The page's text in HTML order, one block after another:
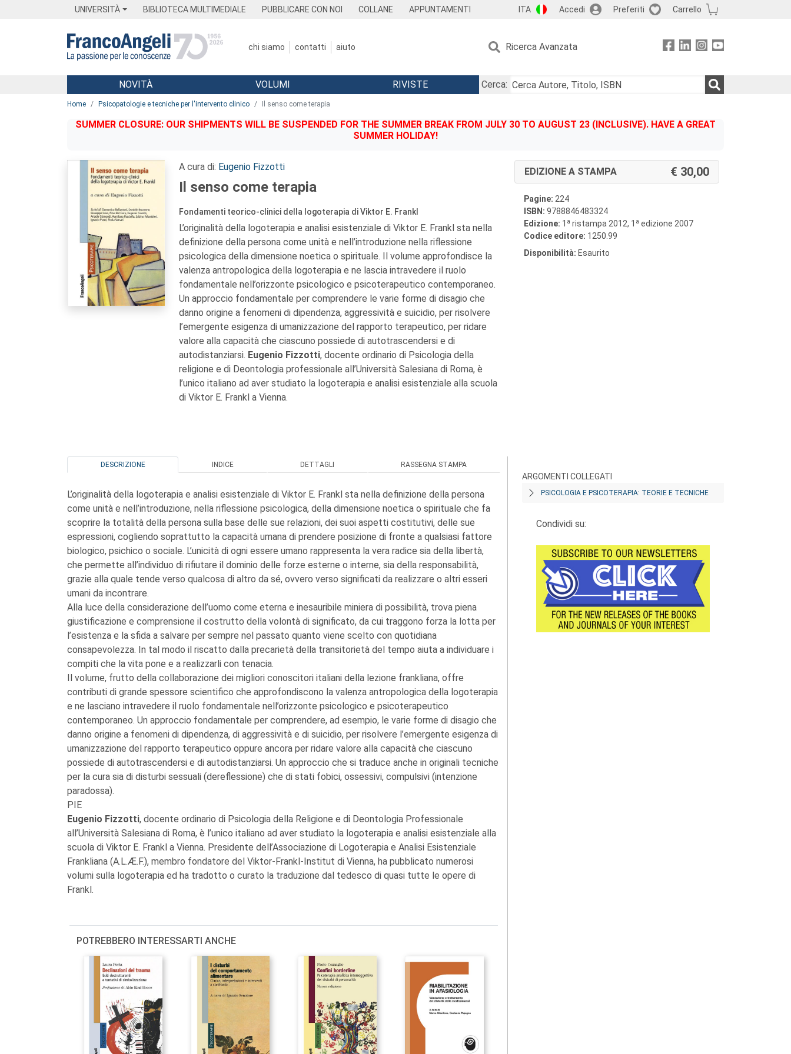
UNIVERSITÀ BIBLIOTECA MULTIMEDIALE PUBBLICARE CON NOI COLLANE APPUNTAMENTI ITA Accedi Preferiti Carrello
chi siamo contatti aiuto Ricerca Avanzata
Menu
NOVITÀ VOLUMI RIVISTE
Cerca:
Home Psicopatologie e tecniche per l'intervento clinico Il senso come terapia
SUMMER CLOSURE: OUR SHIPMENTS WILL BE SUSPENDED FOR THE SUMMER BREAK FROM JULY 30 TO AUGUST 23 (INCLUSIVE). HAVE A GREAT
SUMMER HOLIDAY!
A cura di: Eugenio Fizzotti
Il senso come terapia
Fondamenti teorico-clinici della logoterapia di Viktor E. Frankl
L’originalità della logoterapia e analisi esistenziale di Viktor E. Frankl sta nella
definizione della persona come unità e nell’introduzione nella riflessione
psicologica della dimensione noetica o spirituale. Il volume approfondisce la
valenza antropologica della logoterapia e ne lascia intravedere il ruolo
fondamentale nell’orizzonte psicologico e psicoterapeutico contemporaneo.
Un approccio fondamentale per comprendere le varie forme di disagio che
danno origine a fenomeni di dipendenza, aggressività e suicidio, per risolvere
l’emergente esigenza di umanizzazione del rapporto terapeutico, per ridare
valore alla capacità che ciascuno possiede di autotrascendersi e di
autodistanziarsi. Eugenio Fizzotti, docente ordinario di Psicologia della
religione e di Deontologia professionale all’Università Salesiana di Roma, è
l’unico italiano ad aver studiato la logoterapia e analisi esistenziale alla scuola
di Viktor E. Frankl a Vienna.
EDIZIONE A STAMPA 30,00
Pagine: 224
ISBN: 9788846483324
Edizione: 1 a ristampa 2012, 1 a edizione 2007
Codice editore: 1250.99
Disponibilità: Esaurito
DESCRIZIONE INDICE DETTAGLI RASSEGNA STAMPA
L’originalità della logoterapia e analisi esistenziale di Viktor E. Frankl sta nella definizione della persona
come unità e nell’introduzione, nella riflessione psicologica, della dimensione noetica o spirituale che fa
scoprire la totalità della persona sulla base delle sue relazioni, dei suoi aspetti costitutivi, delle sue
espressioni, cogliendo soprattutto la capacità umana di prendere posizione di fronte a qualsiasi fattore
biologico, psichico o sociale. L’unicità di ogni essere umano rappresenta la vera radice sia della libertà,
che permette all’individuo di rifiutare il dominio delle forze esterne o interne, sia della responsabilità,
grazie alla quale tende verso qualcosa di altro da sé, ovvero verso significati da realizzare o altri esseri
umani da incontrare.
Alla luce della considerazione dell’uomo come eterna e inesauribile miniera di possibilità, trova piena
giustificazione e comprensione il costrutto della volontà di significato, da cui traggono forza la lotta per
l’esistenza e la sfida a salvare per sempre nel passato quanto viene scelto con quotidiana
consapevolezza. In tal modo il riscatto dalla precarietà della transitorietà del tempo aiuta a individuare i
compiti che la vita pone e a realizzarli con tenacia.
Il volume, frutto della collaborazione dei migliori conoscitori italiani della lezione frankliana, offre
contributi di grande spessore scientifico che approfondiscono la valenza antropologica della logoterapia
e ne lasciano intravedere il ruolo fondamentale nell’orizzonte psicologico e psicoterapeutico
contemporaneo. Un approccio fondamentale per comprendere, ad esempio, le varie forme di disagio che
danno origine a fenomeni di dipendenza, di aggressività e di suicidio, per risolvere l’emergente esigenza di
umanizzazione del rapporto terapeutico oppure ancora per ridare valore alla capacità che ciascuno
possiede di autotrascendersi e di autodistanziarsi. Un approccio che si traduce anche in originali tecniche
per la cura sia di disturbi sessuali (dereflessione) che di stati fobici, ossessivi, compulsivi (intenzione
paradossa).
PIE
Eugenio Fizzotti, docente ordinario di Psicologia della Religione e di Deontologia Professionale
all’Università Salesiana di Roma, è l’unico italiano ad aver studiato la logoterapia e analisi esistenziale alla
scuola di Viktor E. Frankl a Vienna. Presidente dell’Associazione di Logoterapia e Analisi Esistenziale
Frankliana (A.L.Æ.F.), membro fondatore del Viktor-Frankl-Institut di Vienna, ha pubblicato numerosi
volumi sulla logoterapia ed ha tradotto o curato la traduzione dal tedesco di quasi tutte le opere di
Frankl.
POTREBBERO INTERESSARTI ANCHE
ARGOMENTI COLLEGATI
PSICOLOGIA E PSICOTERAPIA: TEORIE E TECNICHE
Condividi su: